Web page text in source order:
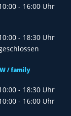
- 16:00 Uhr
- 18:30 Uhr
/ family
- 18:30 Uhr
- 16:00 Uhr